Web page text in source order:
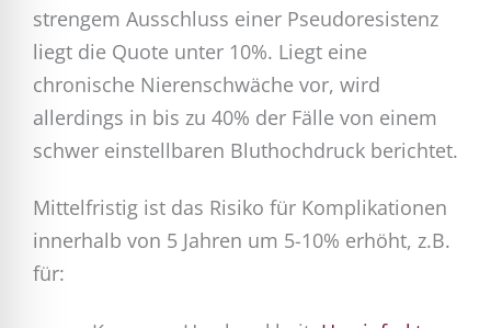
strengem Ausschluss einer Pseudoresistenz
liegt die Quote unter 10%. Liegt eine
chronische Nierenschwäche vor, wird
allerdings in bis zu 40% der Fälle von einem
schwer einstellbaren Bluthochdruck berichtet.
Mittelfristig ist das Risiko für Komplikationen
innerhalb von 5 Jahren um 5-10% erhöht, z.B.
für: